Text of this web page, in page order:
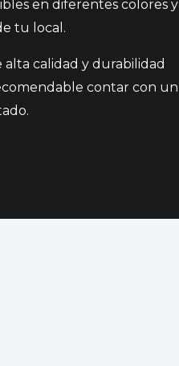
en diferentes colores y
tu local.
calidad y durabilidad
contar con un